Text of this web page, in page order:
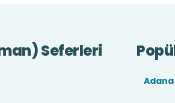
Seferleri
Adana